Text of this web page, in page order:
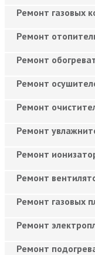
Ремонт газовых
Ремонт
Ремонт
Ремонт
Ремонт
Ремонт
Ремонт
Ремонт
Ремонт газовых
Ремонт
Ремонт